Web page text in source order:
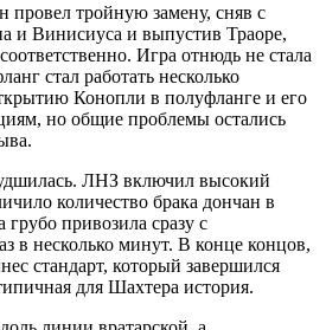
провел тройную замену, сняв с
и Винисиуса и выпустив Траоре,
Игра отнюдь не стала
стал работать несколько
Конопли в полуфланге и его
но общие проблемы остались
ЛНЗ включил высокий
количество брака дончан в
привозила сразу с
в несколько минут. В конце концов,
стандарт, который завершился
для Шахтера история.